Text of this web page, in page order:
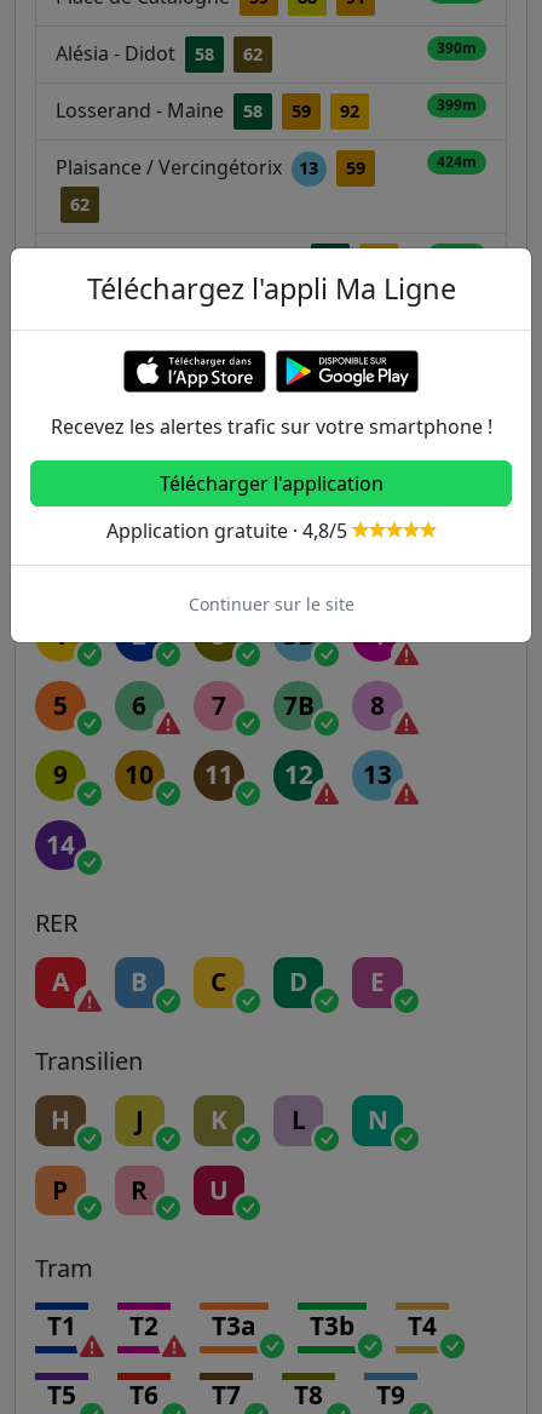
Alésia - Didot 58 62 390m
Losserand - Maine 58 59 92 399m
Plaisance / Vercingétorix 13
59
62
424m
429m
Autres lignes
Metro
1 2 3 3B 4
5 6 7 7B 8
9 10 11 12 13
14
RER
A B C D E
Transilien
H J K L N
P R U
Tram
T1 T2 T3a T3b T4
T5 T6 T7 T8 T9
Téléchargez l'appli Ma Ligne
Recevez les alertes trafic sur votre smartphone !
Télécharger l'application
Application gratuite · 4,8/5
Continuer sur le site